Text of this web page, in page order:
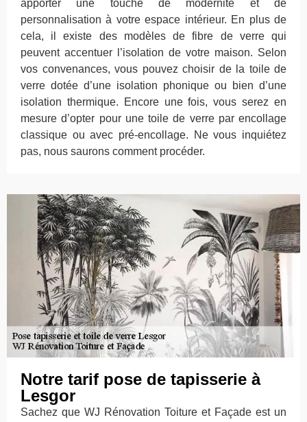
apporter une touche de modernité et de
personnalisation à votre espace intérieur. En plus de
cela, il existe des modèles de fibre de verre qui
peuvent accentuer l’isolation de votre maison. Selon
vos convenances, vous pouvez choisir de la toile de
verre dotée d’une isolation phonique ou bien d’une
isolation thermique. Encore une fois, vous serez en
mesure d’opter pour une toile de verre par encollage
classique ou avec pré-encollage. Ne vous inquiétez
pas, nous saurons comment procéder.
Notre tarif pose de tapisserie à
Lesgor
Sachez que WJ Rénovation Toiture et Façade est un